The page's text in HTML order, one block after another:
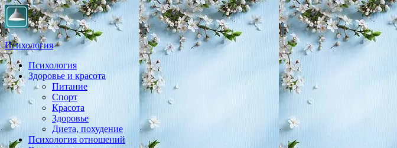
Психология
Практическая психология, личностный рост, экология, здоровье, воспитание,
Психология
Здоровье и красота
Питание
Спорт
Красота
Здоровье
Диета, похудение
Психология отношений